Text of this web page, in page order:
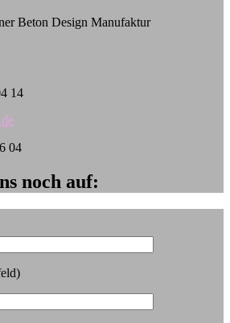
Beton Design Manufaktur
14
04
noch auf: